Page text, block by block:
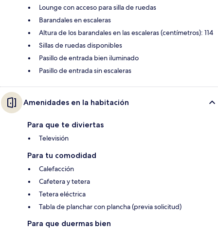
Lounge con acceso para silla de ruedas
Barandales en escaleras
Altura de los barandales en las escaleras (centímetros): 114
Sillas de ruedas disponibles
Pasillo de entrada bien iluminado
Pasillo de entrada sin escaleras
Amenidades en la habitación
Para que te diviertas
Televisión
Para tu comodidad
Calefacción
Cafetera y tetera
Tetera eléctrica
Tabla de planchar con plancha (previa solicitud)
Para que duermas bien